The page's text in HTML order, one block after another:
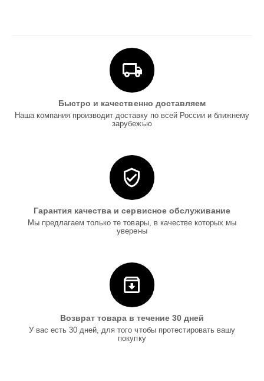
Быстро и качественно доставляем
Наша компания производит доставку по всей России и ближнему
зарубежью
Гарантия качества и сервисное обслуживание
Мы предлагаем только те товары, в качестве которых мы
уверены
Возврат товара в течение 30 дней
У вас есть 30 дней, для того чтобы протестировать вашу
покупку